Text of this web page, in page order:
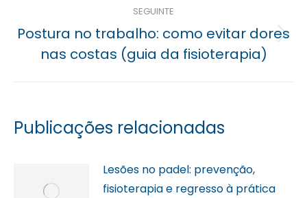
SEGUINTE
Próximo
post:
Postura no trabalho: como evitar dores
nas costas (guia da fisioterapia)
Publicações relacionadas
Lesões no padel: prevenção,
fisioterapia e regresso à prática